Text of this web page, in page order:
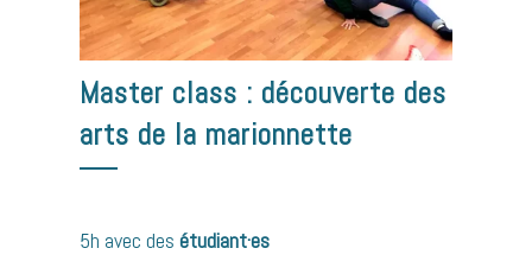
Master class : découverte des
arts de la marionnette
5h avec desétudiant·es